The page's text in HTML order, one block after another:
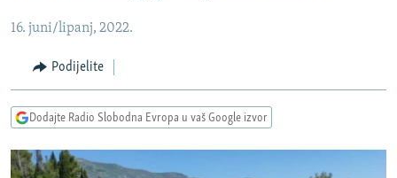
na
navigaciju
Pređite
na
KOSOVO
CRNA GORA
VIDEO
FOTOGALERIJE
PODCASTI
RAT U UKRAJINI
16. juni/lipanj, 2022.
Podijelite
Dodajte Radio Slobodna Evropa u vaš Google izvor